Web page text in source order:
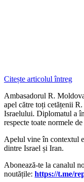
Citește articolul întreg
Ambasadorul R.
apel către toți cetățenii
Israelului. Diplomatul a
respecte toate normele
Apelul vine în contextul
dintre Israel și Iran.
‍Abonează-te la canalul
noutățile: https://t.me/